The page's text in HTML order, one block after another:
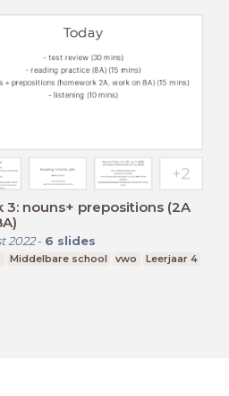
3: nouns+ prepositions (2A
2022- 6 slides
Middelbare school vwo Leerjaar 4